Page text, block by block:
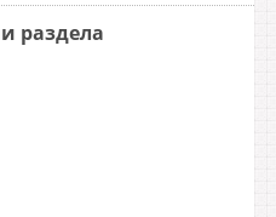
раздела